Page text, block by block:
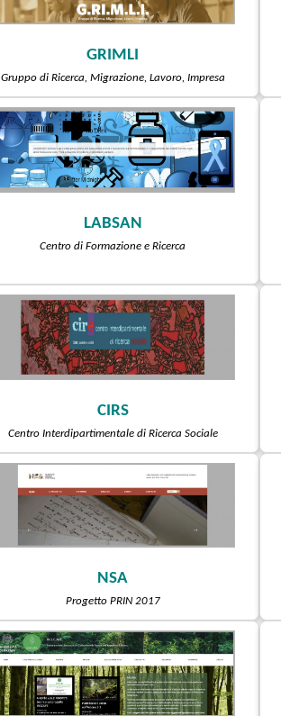
GRIMLI
Gruppo di Ricerca, Migrazione, Lavoro, Impresa
LABSAN
Centro di Formazione e Ricerca
CIRS
Centro Interdipartimentale di Ricerca Sociale
NSA
Progetto PRIN 2017